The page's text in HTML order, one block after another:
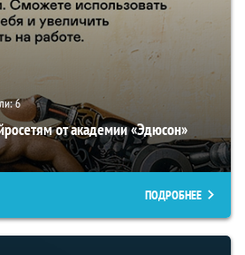
6
от академии «Эдюсон»
ПОДРОБНЕЕ